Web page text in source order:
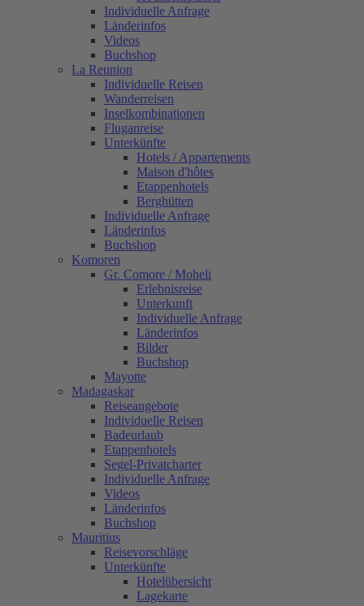
Individuelle Anfrage
Länderinfos
Videos
Buchshop
La Reunion
Individuelle Reisen
Wanderreisen
Inselkombinationen
Fluganreise
Unterkünfte
Hotels / Appartements
Maison d'hôtes
Etappenhotels
Berghütten
Individuelle Anfrage
Länderinfos
Buchshop
Komoren
Gr. Comore / Moheli
Erlebnisreise
Unterkunft
Individuelle Anfrage
Länderinfos
Bilder
Buchshop
Mayotte
Madagaskar
Reiseangebote
Individuelle Reisen
Badeurlaub
Etappenhotels
Segel-Privatcharter
Individuelle Anfrage
Videos
Länderinfos
Buchshop
Mauritius
Reisevorschläge
Unterkünfte
Hotelübersicht
Lagekarte